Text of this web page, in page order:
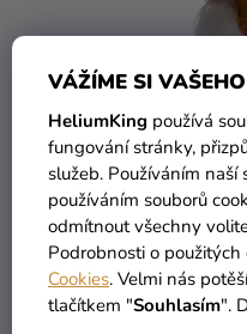
VÁŽÍME SI
HeliumKing používá
fungování stránky,
služeb. Používáním naší
používáním souborů
odmítnout všechny
Podrobnosti o
Cookies. Velmi nás
tlačítkem "Souhlasím".
Figurka na dort -
268 Kč